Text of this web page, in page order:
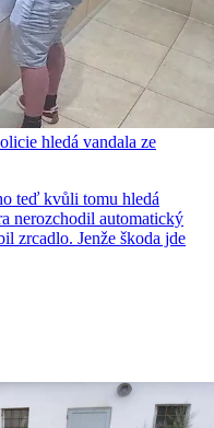
hledá vandala ze
teď kvůli tomu hledá
nerozchodil automatický
zrcadlo. Jenže škoda jde